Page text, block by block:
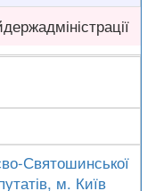
Святошинської
м. Київ